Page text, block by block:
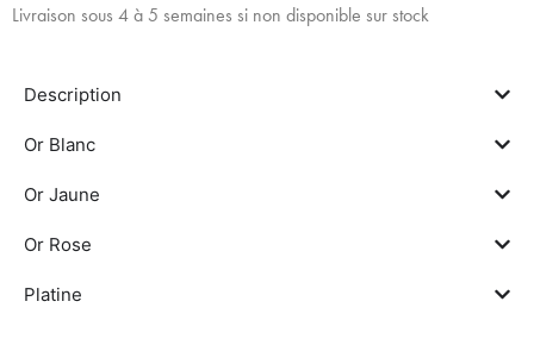
Livraison sous 4 à 5 semaines si non disponible sur stock
Description
Or Blanc
Or Jaune
Or Rose
Platine